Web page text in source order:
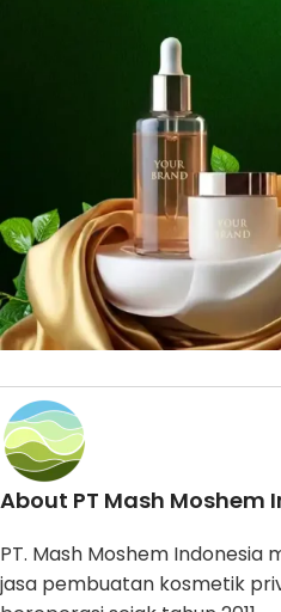
About PT Mash Moshem
PT. Mash Moshem
jasa pembuatan kosmetik